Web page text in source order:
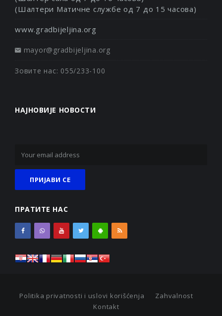
(Шалтери Матичне службе од 7 до 15 часова)
www.gradbijeljina.org
mayor@gradbijeljina.org
Зовите нас: 055/233-100
НАЈНОВИЈЕ НОВОСТИ
ПРАТИТЕ НАС
Politika privatnosti i uslovi korišćenja
Zahvalnost
Kontakt